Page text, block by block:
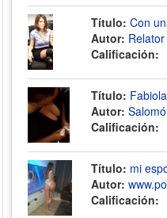
Título: Con
Autor:
Calificación:
Título:
Autor:
Calificación:
Título: mi
Autor:
Calificación: